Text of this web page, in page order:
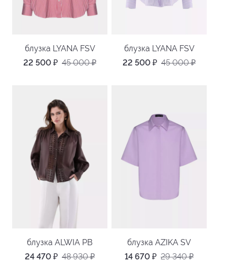
блузка LYANA FSV
22 500 ₽ 45 000₽
блузка LYANA FSV
22 500 ₽ 45 000₽
блузка ALWIA PB
24 470 ₽ 48 930₽
блузка AZIKA SV
14 670 ₽ 29 340₽